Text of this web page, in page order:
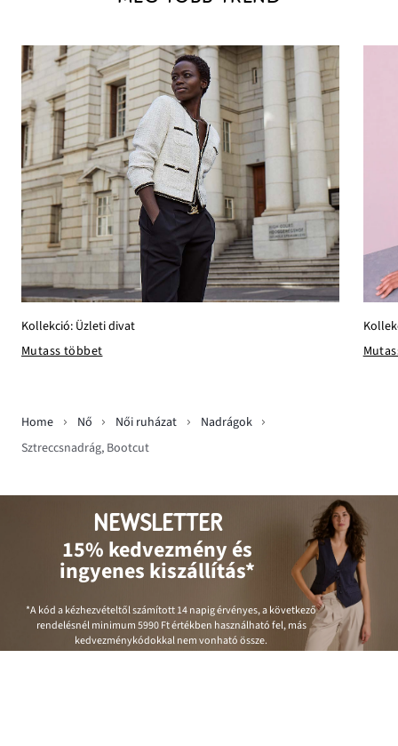
Kollekció: Üzleti divat
Mutass többet
Home Nő Női ruházat
Nadrágok
Sztreccsnadrág, Bootcut
NEWSLETTER
15% kedvezmény és
ingyenes kiszállítás*
*A kód a kézhezvételtől számított 14 napig érvényes, a következő
rendelésnél minimum5990 Ftértékben használható fel, más
kedvezménykódokkal nem vonható össze.